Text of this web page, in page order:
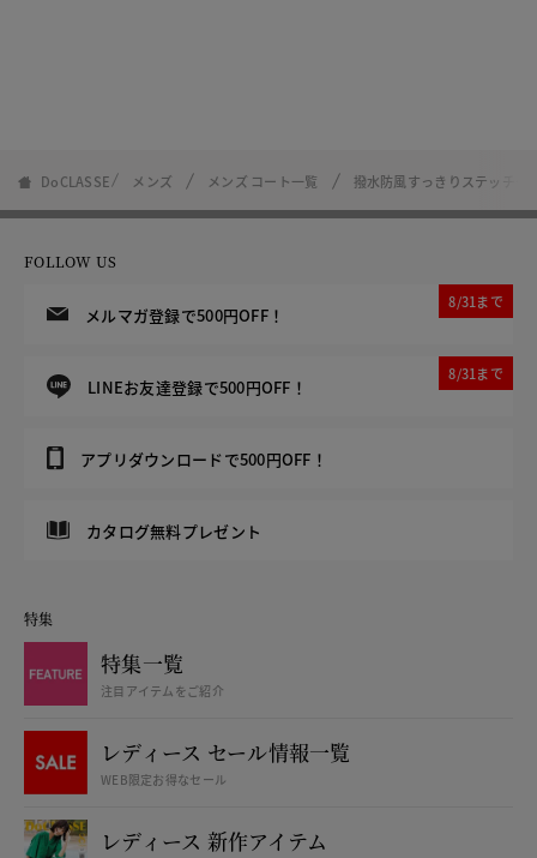
DoCLASSE メンズ メンズ コート一覧 撥水防風すっきりステッチダ
FOLLOW US
メルマガ登録で500円OFF！
8/31まで
LINEお友達登録で500円OFF！
8/31まで
アプリダウンロードで500円OFF！
カタログ無料プレゼント
特集
特集一覧
注目アイテムをご紹介
レディース セール情報一覧
WEB限定お得なセール
レディース 新作アイテム